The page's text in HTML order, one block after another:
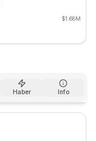
$1.68M
Haber Info